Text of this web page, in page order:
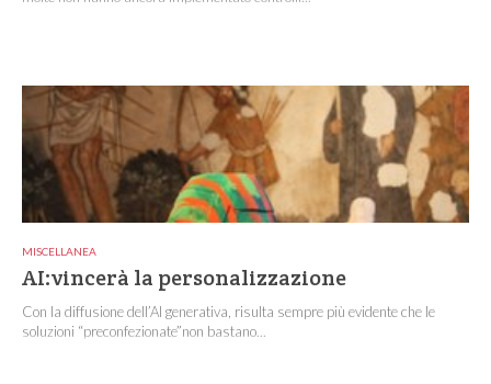
MISCELLANEA
AI:vincerà la personalizzazione
Con la diffusione dell’AI generativa, risulta sempre più evidente che le
soluzioni “preconfezionate”non bastano...